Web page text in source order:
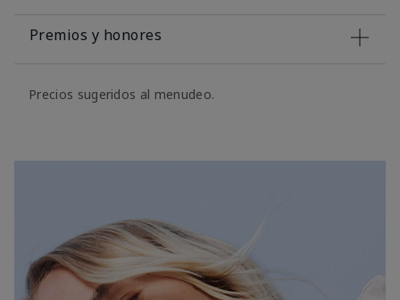
Premios y honores
Precios sugeridos al menudeo.